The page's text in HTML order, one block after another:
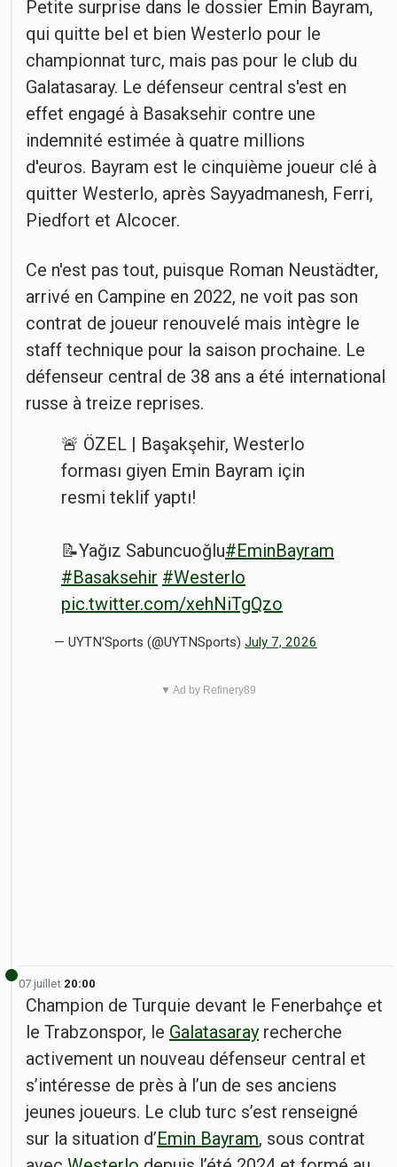
Petite surprise dans le dossier Emin Bayram,
qui quitte bel et bien Westerlo pour le
championnat turc, mais pas pour le club du
Galatasaray. Le défenseur central s'est en
effet engagé à Basaksehir contre une
indemnité estimée à quatre millions
d'euros. Bayram est le cinquième joueur clé à
quitter Westerlo, après Sayyadmanesh, Ferri,
Piedfort et Alcocer.
Ce n'est pas tout, puisque Roman Neustädter,
arrivé en Campine en 2022, ne voit pas son
contrat de joueur renouvelé mais intègre le
staff technique pour la saison prochaine. Le
défenseur central de 38 ans a été international
russe à treize reprises.
🚨 ÖZEL | Başakşehir, Westerlo
forması giyen Emin Bayram için
resmi teklif yaptı!
📝Yağız Sabuncuoğlu#EminBayram
#Basaksehir #Westerlo
pic.twitter.com/xehNiTgQzo
— UYTN'Sports (@UYTNSports) July 7, 2026
▼ Ad by Refinery89
07 juillet 20:00
Champion de Turquie devant le Fenerbahçe et
le Trabzonspor, le Galatasaray recherche
activement un nouveau défenseur central et
s’intéresse de près à l’un de ses anciens
jeunes joueurs. Le club turc s’est renseigné
sur la situation d’Emin Bayram, sous contrat